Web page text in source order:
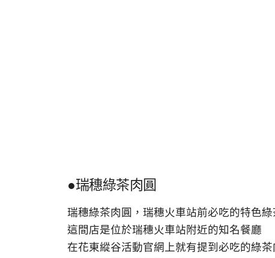
●瑞穗綠茶肉圓
瑞穗綠茶肉圓，瑞穗火車站前必吃的特色
這間店是位於瑞穗火車站附近的知名餐廳
在花東縱谷活動官網上就有提到必吃的綠茶